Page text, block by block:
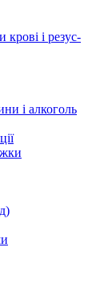
крові і резус-
і алкоголь